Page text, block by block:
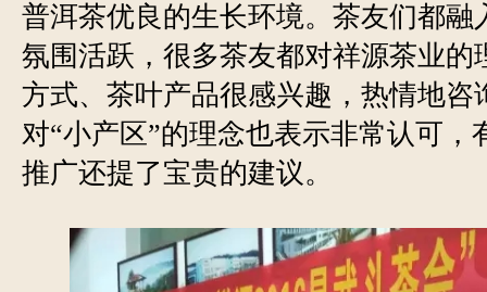
普洱茶优良的生长环境。茶友们都融
氛围活跃，很多茶友都对祥源茶业的
方式、茶叶产品很感兴趣，热情地咨
对“小产区”的理念也表示非常认可，
推广还提了宝贵的建议。